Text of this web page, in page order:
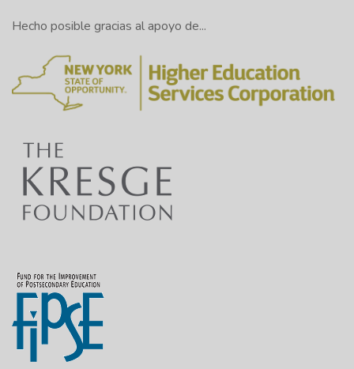
Hecho posible gracias al apoyo de...